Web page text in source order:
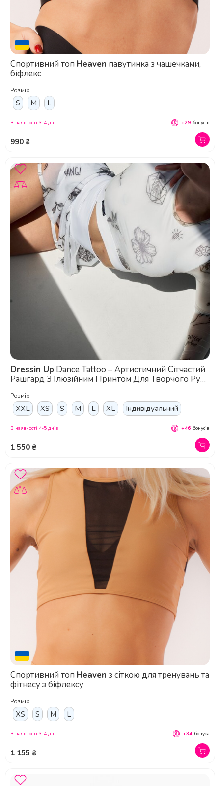
Спортивний топ Heaven павутинка з чашечками,
біфлекс
Розмір
S M L
990 ₴
В наявності 3-4 дня +29 бонусів
Dressin Up
Рашгард З Ілюзійним Принтом Для Творчого Руху
Розмір
XXL XS S M L XL Індивідуальний
1 550 ₴
В наявності 4-5 днів +46 бонусів
Спортивний топ Heaven з сіткою для тренувань та
фітнесу з біфлексу
Розмір
XS S M L
1 155 ₴
В наявності 3-4 дня +34 бонуса